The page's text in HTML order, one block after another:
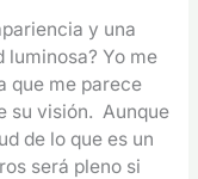
y una
luminosa? Yo me
que me parece
su visión. Aunque
de lo que es un
será pleno si